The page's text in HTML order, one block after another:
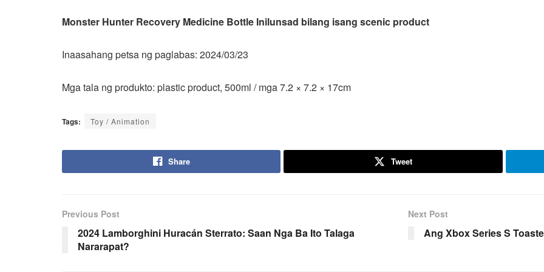
Monster Hunter Recovery Medicine Bottle Inilunsad bilang isang scenic product
Inaasahang petsa ng paglabas: 2024/03/23
Mga tala ng produkto: plastic product, 500ml / mga 7.2 × 7.2 × 17cm
Tags: Toy / Animation
Share Tweet
Previous Post
2024 Lamborghini Huracán Sterrato: Saan Nga Ba Ito Talaga
Nararapat?
Next Post
Ang Xbox Series S